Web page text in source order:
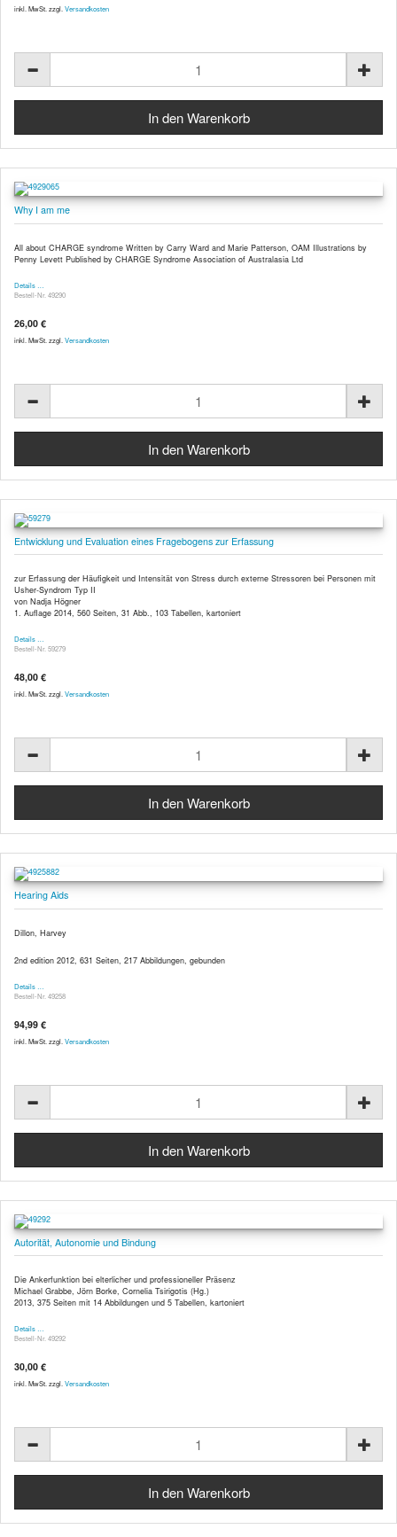
inkl. MwSt. zzgl. Versandkosten
Why I am me
All about CHARGE syndrome Written by Carry Ward and Marie Patterson, OAM Illustrations by
Penny Levett Published by CHARGE Syndrome Association of Australasia Ltd
Details …
Bestell-Nr. 49290
26,00 €
inkl. MwSt. zzgl. Versandkosten
Entwicklung und Evaluation eines Fragebogens zur Erfassung
zur Erfassung der Häufigkeit und Intensität von Stress durch externe Stressoren bei Personen mit
Usher-Syndrom Typ II
von Nadja Högner
1. Auflage 2014, 560 Seiten, 31 Abb., 103 Tabellen, kartoniert
Details …
Bestell-Nr. 59279
48,00 €
inkl. MwSt. zzgl. Versandkosten
Hearing Aids
Dillon, Harvey
2nd edition 2012, 631 Seiten, 217 Abbildungen, gebunden
Details …
Bestell-Nr. 49258
94,99 €
inkl. MwSt. zzgl. Versandkosten
Autorität, Autonomie und Bindung
Die Ankerfunktion bei elterlicher und professioneller Präsenz
Michael Grabbe, Jörn Borke, Cornelia Tsirigotis (Hg.)
2013, 375 Seiten mit 14 Abbildungen und 5 Tabellen, kartoniert
Details …
Bestell-Nr. 49292
30,00 €
inkl. MwSt. zzgl. Versandkosten